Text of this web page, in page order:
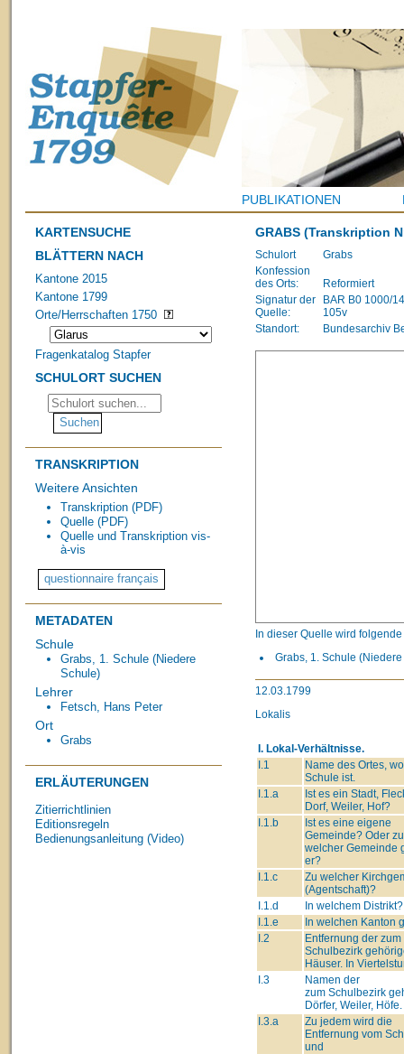
PUBLIKATIONEN
KARTENSUCHE
BLÄTTERN NACH
Kantone 2015
Kantone 1799
Orte/Herrschaften 1750
Fragenkatalog Stapfer
SCHULORT SUCHEN
TRANSKRIPTION
Weitere Ansichten
Transkription (PDF)
Quelle (PDF)
Quelle und Transkription vis-
à-vis
METADATEN
Schule
Grabs, 1. Schule (Niedere
Schule)
Lehrer
Fetsch, Hans Peter
Ort
Grabs
ERLÄUTERUNGEN
Zitierrichtlinien
Editionsregeln
Bedienungsanleitung (Video)
GRABS (Transkription
Schulort
Grabs
Konfession
des Orts:
Reformiert
Signatur der
Quelle:
BAR B0 1000/
105v
Standort:
Bundesarchiv
In dieser Quelle wird
Grabs, 1. Schule
12.03.1799
Lokalis
I. Lokal-Verhältnisse.
I.1
Name des Ortes,
Schule ist.
I.1.a
Ist es ein Stadt,
Dorf, Weiler, Hof?
I.1.b
Ist es eine eigene
Gemeinde? Oder zu
welcher Gemeinde
er?
I.1.c
Zu welcher
(Agentschaft)?
I.1.d
In welchem Distrikt?
I.1.e
In welchen Kanton
I.2
Entfernung der zum
Schulbezirk
Häuser. In
I.3
Namen der
zum Schulbezirk
Dörfer, Weiler, Höfe.
I.3.a
Zu jedem wird die
Entfernung vom
und